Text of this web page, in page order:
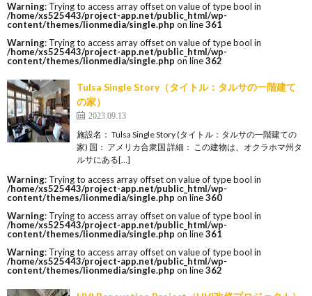
Warning: Trying to access array offset on value of type bool in
/home/xs525443/project-app.net/public_html/wp-
content/themes/lionmedia/single.php on line361
Warning: Trying to access array offset on value of type bool in
/home/xs525443/project-app.net/public_html/wp-
content/themes/lionmedia/single.php on line362
Tulsa Single Story（タイトル：タルサの一階建て
の家）
2023.09.13
施設名： Tulsa Single Story (タイトル：タルサの一階建ての
家) 国： アメリカ合衆国 詳細： この建物は、オクラホマ州タ
ルサにある[…]
Warning: Trying to access array offset on value of type bool in
/home/xs525443/project-app.net/public_html/wp-
content/themes/lionmedia/single.php on line360
Warning: Trying to access array offset on value of type bool in
/home/xs525443/project-app.net/public_html/wp-
content/themes/lionmedia/single.php on line361
Warning: Trying to access array offset on value of type bool in
/home/xs525443/project-app.net/public_html/wp-
content/themes/lionmedia/single.php on line362